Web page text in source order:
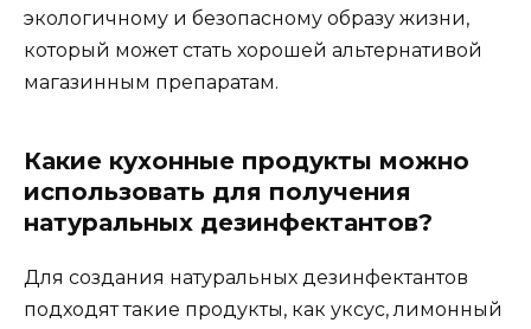
экологичному и безопасному образу жизни,
который может стать хорошей альтернативой
магазинным препаратам.
Какие кухонные продукты можно
использовать для получения
натуральных дезинфектантов?
Для создания натуральных дезинфектантов
подходят такие продукты, как уксус, лимонный